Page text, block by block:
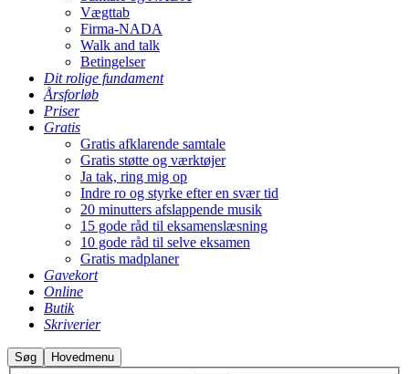
Vægttab
Firma-NADA
Walk and talk
Betingelser
Dit rolige fundament
Årsforløb
Priser
Gratis
Gratis afklarende samtale
Gratis støtte og værktøjer
Ja tak, ring mig op
Indre ro og styrke efter en svær tid
20 minutters afslappende musik
15 gode råd til eksamenslæsning
10 gode råd til selve eksamen
Gratis madplaner
Gavekort
Online
Butik
Skriverier
Søg Hovedmenu